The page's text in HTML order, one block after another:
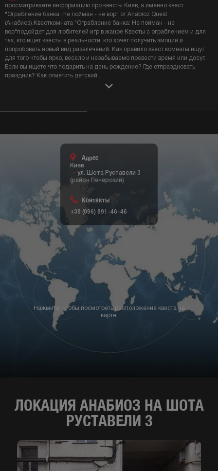
просматриваете информацию про квесты Киев, а именно квест
"Ограбление банка: Не пойман - не вор" от Anabioz Quest
(Анабиоз).Квесткомната "Ограбление банка: Не пойман - не
вор"подойдет для любителей игр в жанре Квесты с ограблением и для
тех, кто ищет квесты в реальности, кто хочет получить эмоции и
попробовать новый вид развлечений. Как правило квест комнаты ищут
для того чтобы ярко, весело и незабываемо провести время или досуг.
Если вы ищете что подарить на день рождение? Где отпраздновать
праздник? Как отметить детский
Адрес
Киев
ул. Шота Руставели 3
(район Печерский)
Контакты
+38 (096) 891-46-46
Нажмите, чтобы посмотреть расположение квеста на
карте.
ЛОКАЦИЯ АНАБИОЗ НА ШОТА
РУСТАВЕЛИ 3